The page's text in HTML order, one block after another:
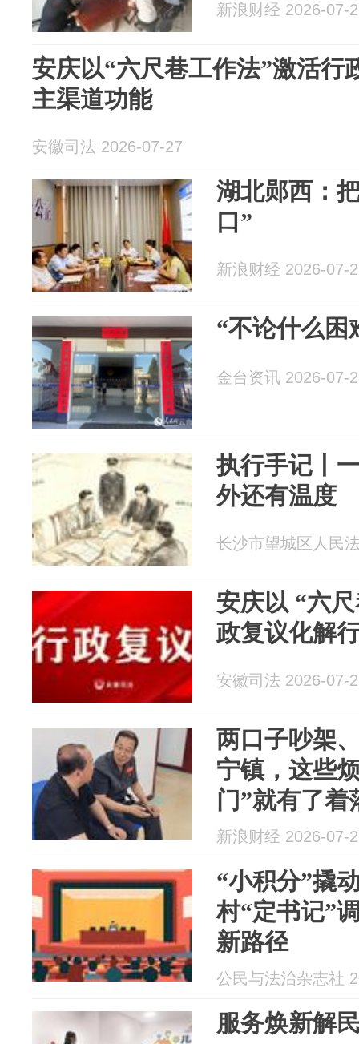
新浪财经 2026-07-
安庆以“六尺巷工作法”激活行
主渠道功能
安徽司法 2026-07-27
湖北郧西：
口”
新浪财经 2026-07-
“不论什么困
金台资讯 2026-07-
执行手记丨
外还有温度
长沙市望城区人民
安庆以 “六
政复议化解
安徽司法 2026-07-
两口子吵架
宁镇，这些
门”就有了着
新浪财经 2026-07-
“小积分”撬
村“定书记”
新路径
公民与法治杂志社
服务焕新解